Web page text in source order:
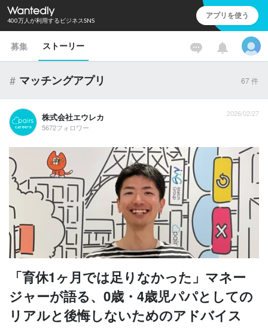
400万人が利用するビジネスSNS アプリを使う
募集 ストーリー
# マッチングアプリ 67 件
株式会社エウレカ
5672フォロワー
2026/02/27
「育休1ヶ月では足りなかった」マネー
ジャーが語る、0歳・4歳児パパとしての
リアルと後悔しないためのアドバイス